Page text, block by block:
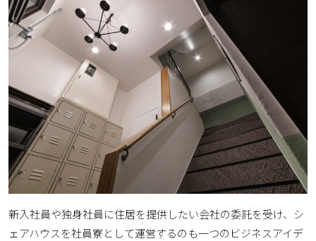
新入社員や独身社員に住居を提供したい会社の委託を受け、シ
ェアハウスを社員寮として運営するのも一つのビジネスアイデ